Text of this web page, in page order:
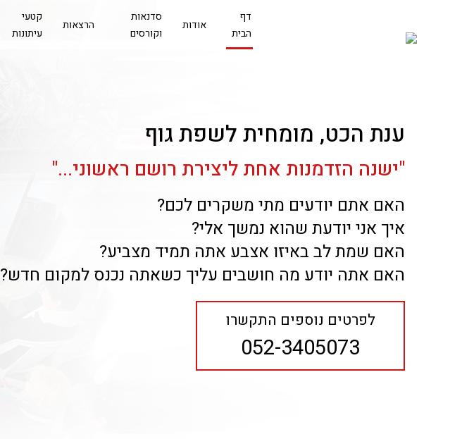
דף
הבית
אודות
סדנאות
וקורסים
הרצאות
קטעי
עיתונות
ענת הכט, מומחית לשפת גוף
"ישנה הזדמנות אחת ליצירת רושם ראשוני..."
האם אתם יודעים מתי משקרים לכם?
איך אני יודעת שהוא נמשך אלי?
האם שמת לב באיזו אצבע אתה תמיד מצביע?
האם אתה יודע מה חושבים עליך כשאתה נכנס למקום חדש?
לפרטים נוספים התקשרו
052-3405073